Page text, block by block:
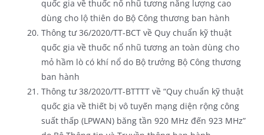
quốc gia về thuốc nổ nhũ tương năng lượng cao
dùng cho lộ thiên do Bộ Công thương ban hành
Thông tư 36/2020/TT-BCT về Quy chuẩn kỹ thuật
quốc gia về thuốc nổ nhũ tương an toàn dùng cho
mỏ hầm lò có khí nổ do Bộ trưởng Bộ Công thương
ban hành
Thông tư 38/2020/TT-BTTTT về “Quy chuẩn kỹ thuật
quốc gia về thiết bị vô tuyến mạng diện rộng công
suất thấp (LPWAN) băng tần 920 MHz đến 923 MHz”